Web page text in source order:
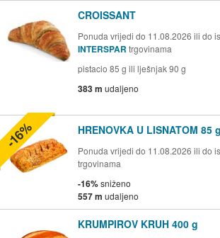
CROISSANT
Ponuda vrijedi do 11.08.2026 ili do
INTERSPAR trgovinama
pistacio 85 g ili lješnjak 90 g
383 m udaljeno
HRENOVKA U LISNATOM 85 g
Ponuda vrijedi do 11.08.2026 ili do
trgovinama
-16%sniženo
557 m udaljeno
-16%
KRUMPIROV KRUH 400 g